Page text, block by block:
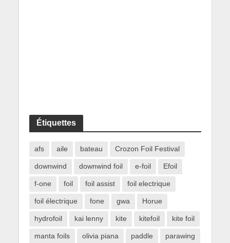
Étiquettes
afs aile bateau Crozon Foil Festival
downwind downwind foil e-foil Efoil
f-one foil foil assist foil electrique
foil électrique fone gwa Horue
hydrofoil kai lenny kite kitefoil kite foil
manta foils olivia piana paddle parawing